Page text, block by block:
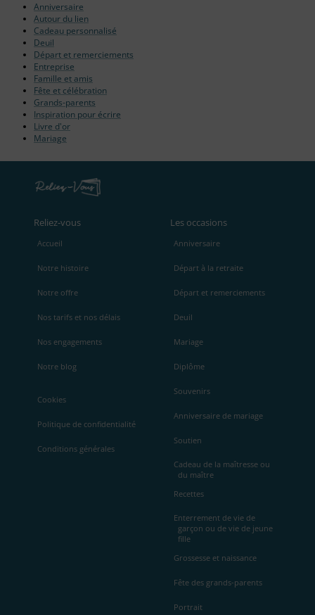
Anniversaire
Autour du lien
Cadeau personnalisé
Deuil
Départ et remerciements
Entreprise
Famille et amis
Fête et célébration
Grands-parents
Inspiration pour écrire
Livre d'or
Mariage
Reliez‑vous
Accueil
Notre histoire
Notre offre
Nos tarifs et nos délais
Nos engagements
Notre blog
Cookies
Politique de confidentialité
Conditions générales
Les occasions
Anniversaire
Départ à la retraite
Départ et remerciements
Deuil
Mariage
Diplôme
Souvenirs
Anniversaire de mariage
Soutien
Cadeau de la maîtresse ou
du maître
Recettes
Enterrement de vie de
garçon ou de vie de jeune
fille
Grossesse et naissance
Fête des grands-parents
Portrait